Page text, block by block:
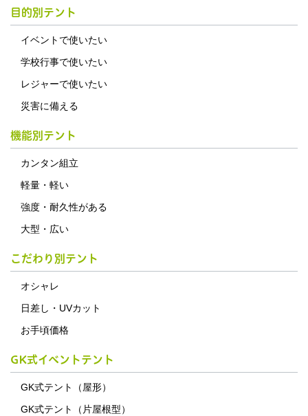
目的別テント
イベントで使いたい
学校行事で使いたい
レジャーで使いたい
災害に備える
機能別テント
カンタン組立
軽量・軽い
強度・耐久性がある
大型・広い
こだわり別テント
オシャレ
日差し・UVカット
お手頃価格
GK式イベントテント
GK式テント（屋形）
GK式テント（片屋根型）